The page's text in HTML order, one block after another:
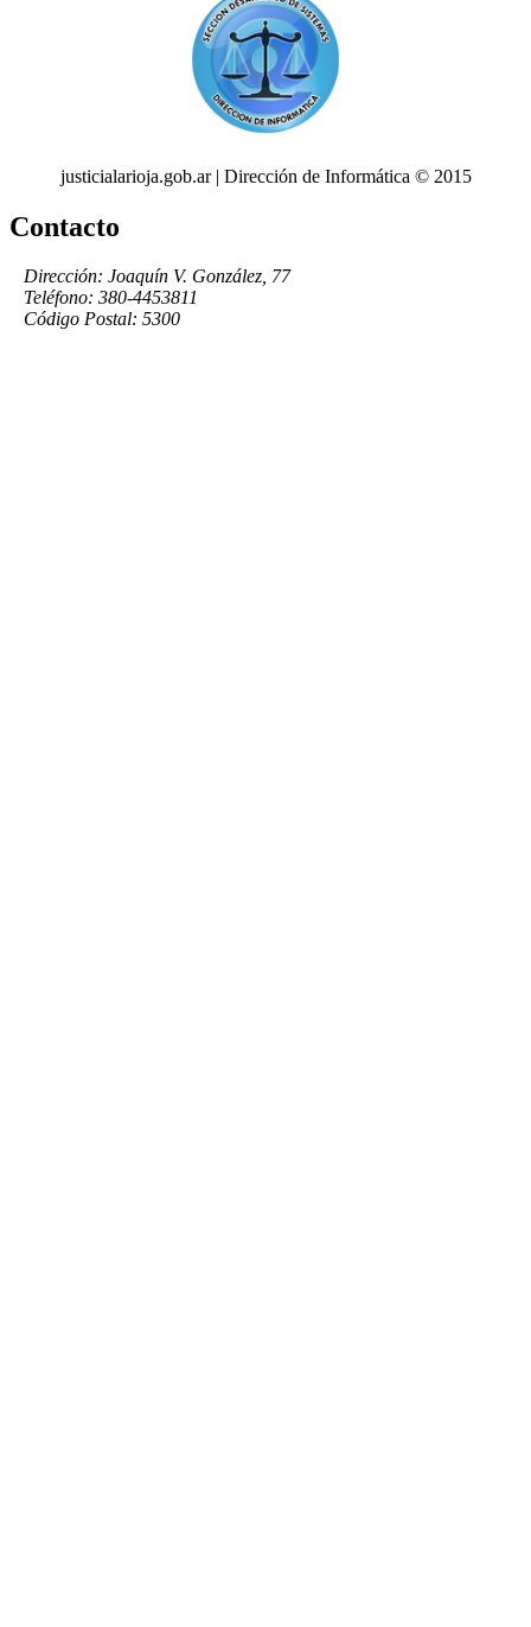
justicialarioja.gob.ar | Dirección de Informática © 2015
Contacto
Dirección: Joaquín V. González, 77
Teléfono: 380-4453811
Código Postal: 5300